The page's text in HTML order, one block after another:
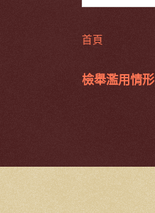
首頁
檢舉濫用情形